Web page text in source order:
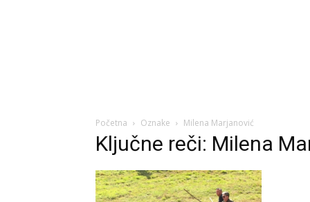
Početna Oznake Milena Marjanović
Ključne reči: Milena